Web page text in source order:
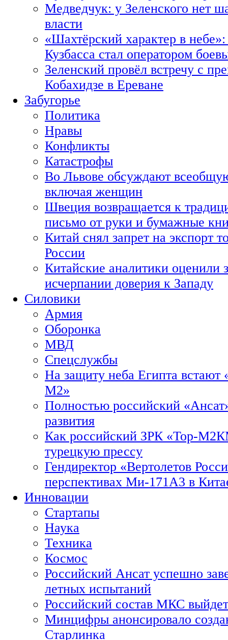
Медведчук: у Зеленского нет
власти
«Шахтёрский характер в
Кузбасса стал оператором
Зеленский провёл встречу с
Кобахидзе в Ереване
Забугорье
Политика
Нравы
Конфликты
Катастрофы
Во Львове обсуждают
включая женщин
Швеция возвращается к
письмо от руки и бумажные
Китай снял запрет на экспорт
России
Китайские аналитики оценили
исчерпании доверия к Западу
Силовики
Армия
Оборонка
МВД
Спецслужбы
На защиту неба Египта встают
М2»
Полностью российский
развития
Как российский ЗРК «Тор-
турецкую прессу
Гендиректор «Вертолетов
перспективах Ми-171А3 в
Инновации
Стартапы
Наука
Техника
Космос
Российский Ансат успешно
летных испытаний
Российский состав МКС
Минцифры анонсировало
Старлинка